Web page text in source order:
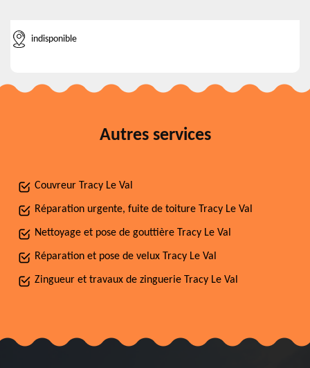
indisponible
Autres services
Couvreur Tracy Le Val
Réparation urgente, fuite de toiture Tracy Le Val
Nettoyage et pose de gouttière Tracy Le Val
Réparation et pose de velux Tracy Le Val
Zingueur et travaux de zinguerie Tracy Le Val